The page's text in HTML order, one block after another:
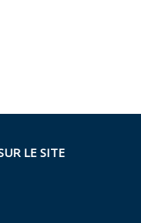
LE SITE